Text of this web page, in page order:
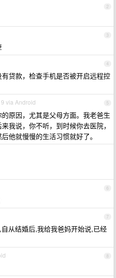
2
3
4
贷款，检查手机是否被开启远程控
5
via Android
原因，尤其是父母方面。我老爸生
我说，你不听，到时候你去医院，
他就慢慢的生活习惯就好了。
6
7
从结婚后,我给我爸妈开始说,已经
8